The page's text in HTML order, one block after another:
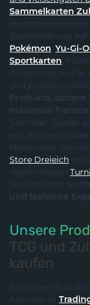
Sammelkarten
Pokémon, Yu-Gi-
Sportkarten ,
Collectibles wurde das
Produkte, sichere Verpackung, schneller Versand und
maximale
Sammler, Spieler oder
erst einsteigst oder
Neben dem
Store Dreieich ein
regelmäßigen
So verbinden wir
und fachliche
Unsere
TCG und
kaufen
Bei collect-it.de
Auswahl an